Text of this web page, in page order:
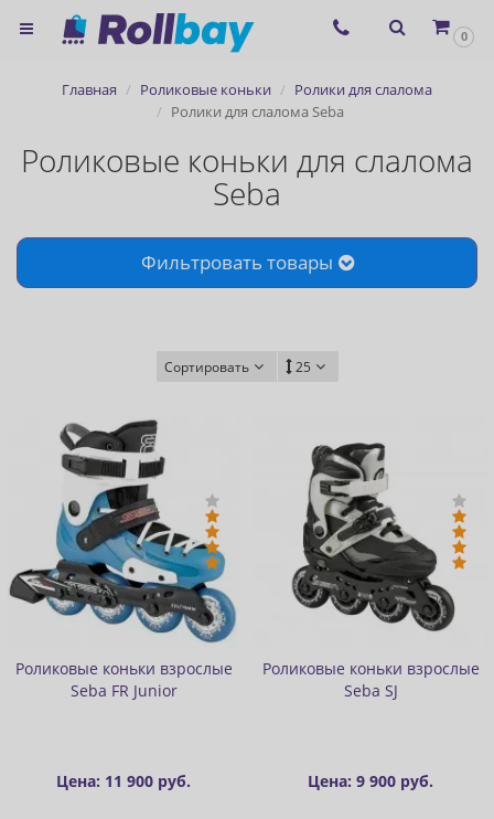
0
Главная Роликовые коньки
Ролики для слалома
Ролики для слалома Seba
Роликовые коньки для слалома
Seba
Фильтровать товары
Сортировать 25
Роликовые коньки взрослые
Seba FR Junior
Цена: 11 900 руб.
Роликовые коньки взрослые
Seba SJ
Цена: 9 900 руб.
×
сервиса ЯНДЕКС.МЕТРИКА и
файлов cookie